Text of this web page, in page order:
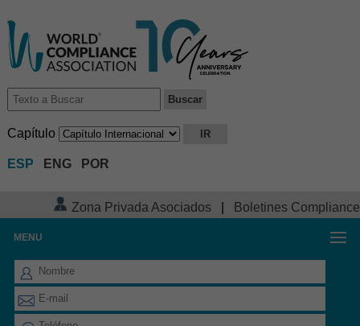
Capítulo
ESP ENG POR
Zona Privada Asociados Boletines Compliance
MENU